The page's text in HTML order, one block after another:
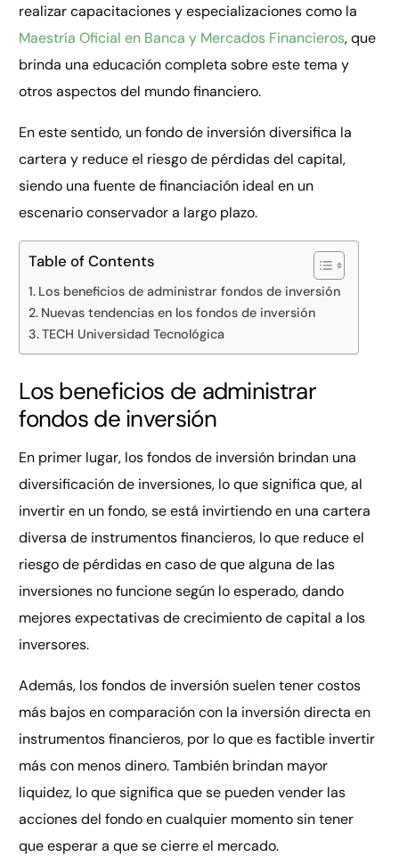
realizar capacitaciones y especializaciones como la
Maestría Oficial en Banca y Mercados Financieros, que
brinda una educación completa sobre este tema y
otros aspectos del mundo financiero.
En este sentido, un fondo de inversión diversifica la
cartera y reduce el riesgo de pérdidas del capital,
siendo una fuente de financiación ideal en un
escenario conservador a largo plazo.
Table of Contents
Los beneficios de administrar fondos de inversión
Nuevas tendencias en los fondos de inversión
TECH Universidad Tecnológica
Los beneficios de administrar
fondos de inversión
En primer lugar, los fondos de inversión brindan una
diversificación de inversiones, lo que significa que, al
invertir en un fondo, se está invirtiendo en una cartera
diversa de instrumentos financieros, lo que reduce el
riesgo de pérdidas en caso de que alguna de las
inversiones no funcione según lo esperado, dando
mejores expectativas de crecimiento de capital a los
inversores.
Además, los fondos de inversión suelen tener costos
más bajos en comparación con la inversión directa en
instrumentos financieros, por lo que es factible invertir
más con menos dinero. También brindan mayor
liquidez, lo que significa que se pueden vender las
acciones del fondo en cualquier momento sin tener
que esperar a que se cierre el mercado.